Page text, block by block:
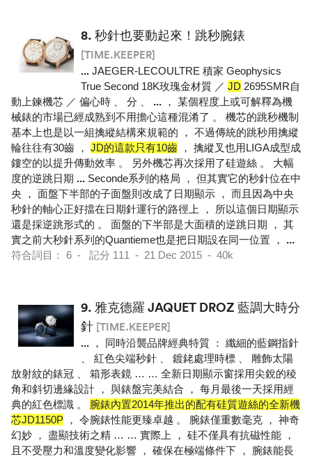
8. 秒針也要動起來！跳秒腕錶
[TIME.KEEPER]
... JAEGER-LECOULTRE 積家 Geophysics
True Second 18K玫瑰金材質 ／ JD 2695SMR自
動上鍊機芯 ／ 偏心時 、 分 、 ... ， 某個程度上或可解釋為機
械錶的市場已經成熟到不用擔心這種混淆了 。 機芯的跳秒機制
基本上也是以一組擒縱結構來規範的 ， 不過傳統的跳秒用擒縱
輪往往有30齒 ， JD的這款只有10齒 ， 擒縱叉也用LIGA成型成
鏤空的以提升傳動效率 。 另外機芯再次採用了硅遊絲 。 大幅
度的逆跳日期 ... Seconde系列的格局 ， 但其實它的秒針位在中
央 ， 面盤下半部的子面盤則改成了日期顯示 ， 而且因為中央
秒針的軸心正好擋在日期針運行的路徑上 ， 所以這個日期顯示
還是採逆跳形式的 。 面盤的下半部是大面積的逆跳日期 ， 其
實之前大秒針系列的Quantieme也是把日期設在同一位置 ， ...
符合詞目： 6 - 記分 111 - 21 Dec 2015 - 40k
9. 雅克德羅 JAQUET DROZ 藍調大時分
針 [TIME.KEEPER]
... ， 同時沿襲品牌經典特質 ： 纖細的藍鋼指針
、 紅色尖端秒針 、 鍍銠處理時標 、 雕飾太陽
放射紋的錶冠 、 箱形表鏡 … … 全新日期顯示窗採用尖銳的稜
角和斜切邊緣設計 ， 與錶盤完美結合 ， 每月最後一天採用經
典的紅色標識 。 腕錶內置2014年推出的配有硅質遊絲的全新機
芯JD1150P ， 令腕錶性能更臻卓越 。 腕錶僅重數毫克 ， 神奇
幻妙 ， 盡顯技術之精 … … 實際上 ， 硅不僅具有抗磁性能 ，
且不受壓力和溫度變化影響 ， 確保在極端條件下 ， 腕錶能長